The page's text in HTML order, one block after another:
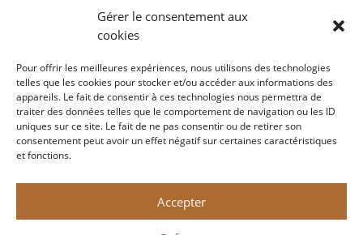
Gérer le consentement aux
cookies
Pour offrir les meilleures expériences, nous utilisons des technologies
telles que les cookies pour stocker et/ou accéder aux informations des
appareils. Le fait de consentir à ces technologies nous permettra de
traiter des données telles que le comportement de navigation ou les ID
uniques sur ce site. Le fait de ne pas consentir ou de retirer son
consentement peut avoir un effet négatif sur certaines caractéristiques
et fonctions.
Accepter
NOUS TROUVER
CONCEPT
NEWS
Nous trouver
Contact
Concept
Politique de confidentialité